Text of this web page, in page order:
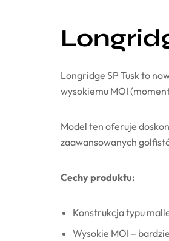
Longridge SP Tusk to
wysokiemu MOI
Model ten oferuje
zaawansowanych
Cechy produktu:
Konstrukcja typu
Wysokie MOI –